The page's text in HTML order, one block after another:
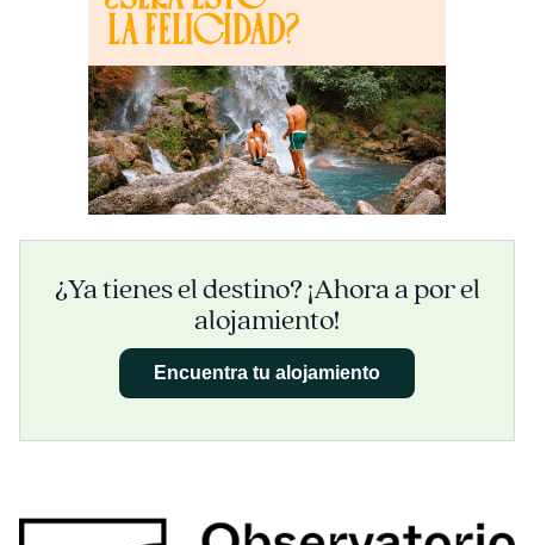
¿Ya tienes el destino? ¡Ahora a por el
alojamiento!
Encuentra tu alojamiento